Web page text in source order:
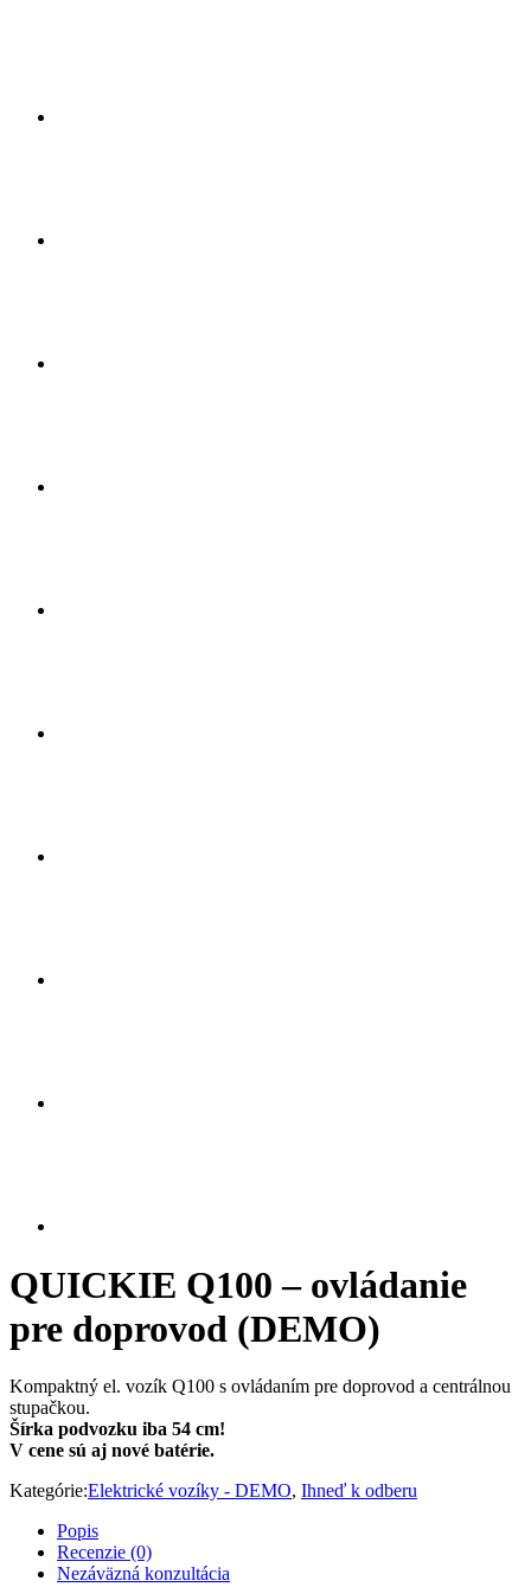
QUICKIE Q100 – ovládanie
pre doprovod (DEMO)
Kompaktný el. vozík Q100 s ovládaním pre doprovod a centrálnou
stupačkou.
Šírka podvozku iba 54 cm!
V cene sú aj nové batérie.
Kategórie:Elektrické vozíky - DEMO, Ihneď k odberu
Popis
Recenzie (0)
Nezáväzná konzultácia